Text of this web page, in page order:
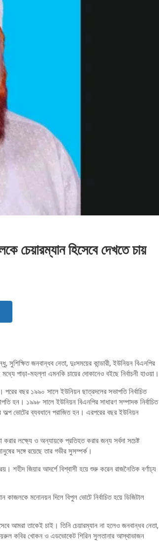
চেয়ারম্যান হিসেবে দেখতে চায়
সুশিক্ষিত জনবান্ধব নেতা, দুঃসময়ের কান্ডারী, ইউনিয়ন বিএনপির
পাড়া-মহল্লা এমনকি চায়ের দোকানেও বইছে নির্বাচনী হাওয়া।
বছর ১৯৯০ সালে ইউনিয়ন ছাত্রদলের সভাপতি নির্বাচিত
হন। ১৯৯৮ সালে ইউনিয়ন বিএনপির সাধারণ সম্পাদক নির্বাচিত
অল্প ভোটের ব্যবধানে পরাজিত হন। এরপরের বছর ইউনিয়ন
লক্ষ্যে ও অন্যায়কে প্রতিহত করার জন্য সর্বদা সচেষ্ট
সঙ্গে রয়েছে তার গভীর সুসম্পর্ক।
শহীদ জিয়ার আদর্শে বিশ্বাসী হয়ে শুরু করেন রাজনৈতিক বর্ণাঢ্য
মনোনয়ন দিলে বিপুল ভোটে নির্বাচিত হয়ে ডিজিটাল
আমরা তাকেই চাই। তিনি চেয়ারম্যান না হলেও জনবান্ধব নেতা,
কবির খোকন ও এডভোকেট শিরিন সুলতানার আস্থাভাজন